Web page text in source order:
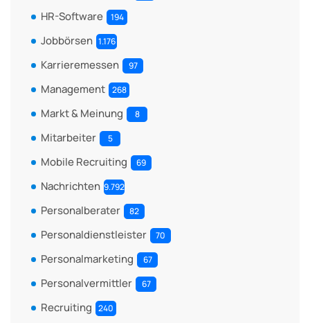
HR-Software 194
Jobbörsen 1.176
Karrieremessen 97
Management 268
Markt & Meinung 8
Mitarbeiter 5
Mobile Recruiting 69
Nachrichten 9.792
Personalberater 82
Personaldienstleister 70
Personalmarketing 67
Personalvermittler 67
Recruiting 240